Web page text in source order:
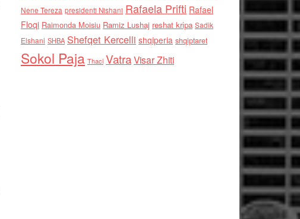
Nene Tereza presidenti Nishani Rafaela Prifti Rafael
Floqi Raimonda Moisiu Ramiz Lushaj reshat kripa Sadik
Elshani SHBA Shefqet Kercelli shqiperia shqiptaret
Sokol Paja Thaci VatraVisar Zhiti